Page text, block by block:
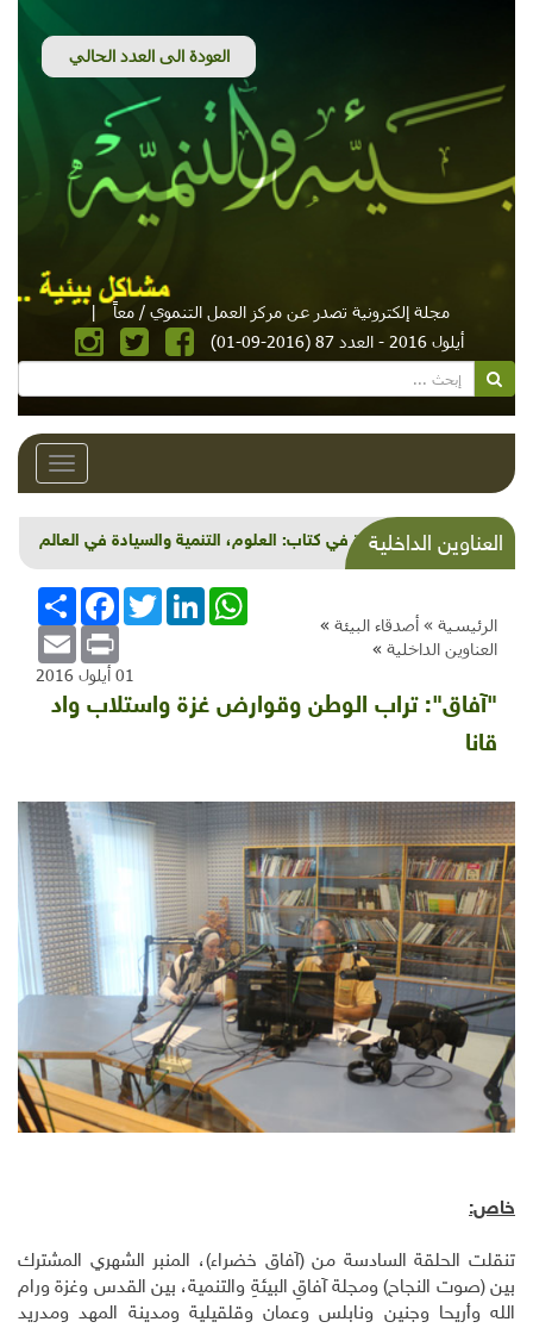
مجلة إلكترونية تصدر عن مركز العمل التنموي / معاً
|
أيلول 2016 - العدد 87 (2016-09-01)
Toggle
العناوين الداخليةقراءة في كتاب: العلوم، التنمية والسيادة في العالم
العربي
الرئيسية » أصدقاء البيئة »
العناوين الداخلية »
انشر
FacebookTwitterLinkedInWhatsApp
Email Print
01 أيلول 2016
"آفاق": تراب الوطن وقوارض غزة واستلاب واد
قانا
خاص:
تنقلت الحلقة السادسة من (آفاق خضراء)، المنبر الشهري المشترك
بين (صوت النجاح) ومجلة آفاقِ البيئةِ والتنمية، بين القدس وغزة ورام
الله وأريحا وجنين ونابلس وعمان وقلقيلية ومدينة المهد ومدريد